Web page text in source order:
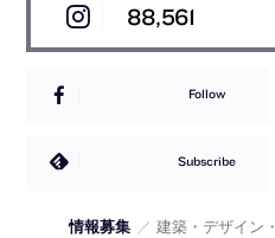
88,561
Follow
Subscribe
情報募集 ／ 建築・デザイン